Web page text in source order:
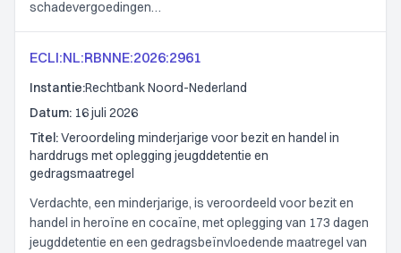
schadevergoedingen…
ECLI:NL:RBNNE:2026:2961
Instantie:Rechtbank Noord-Nederland
Datum: 16 juli 2026
Titel:Veroordeling minderjarige voor bezit en handel in
harddrugs met oplegging jeugddetentie en
gedragsmaatregel
Verdachte, een minderjarige, is veroordeeld voor bezit en
handel in heroïne en cocaïne, met oplegging van 173 dagen
jeugddetentie en een gedragsbeïnvloedende maatregel van